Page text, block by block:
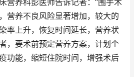
养科彭医师告诉记者：“围手术
营养不良风险显著增加，较大的
率上升，恢复时间延长，营养状
，要术前预定营养方案，计划个
功能，缩短住院时间，增强术后